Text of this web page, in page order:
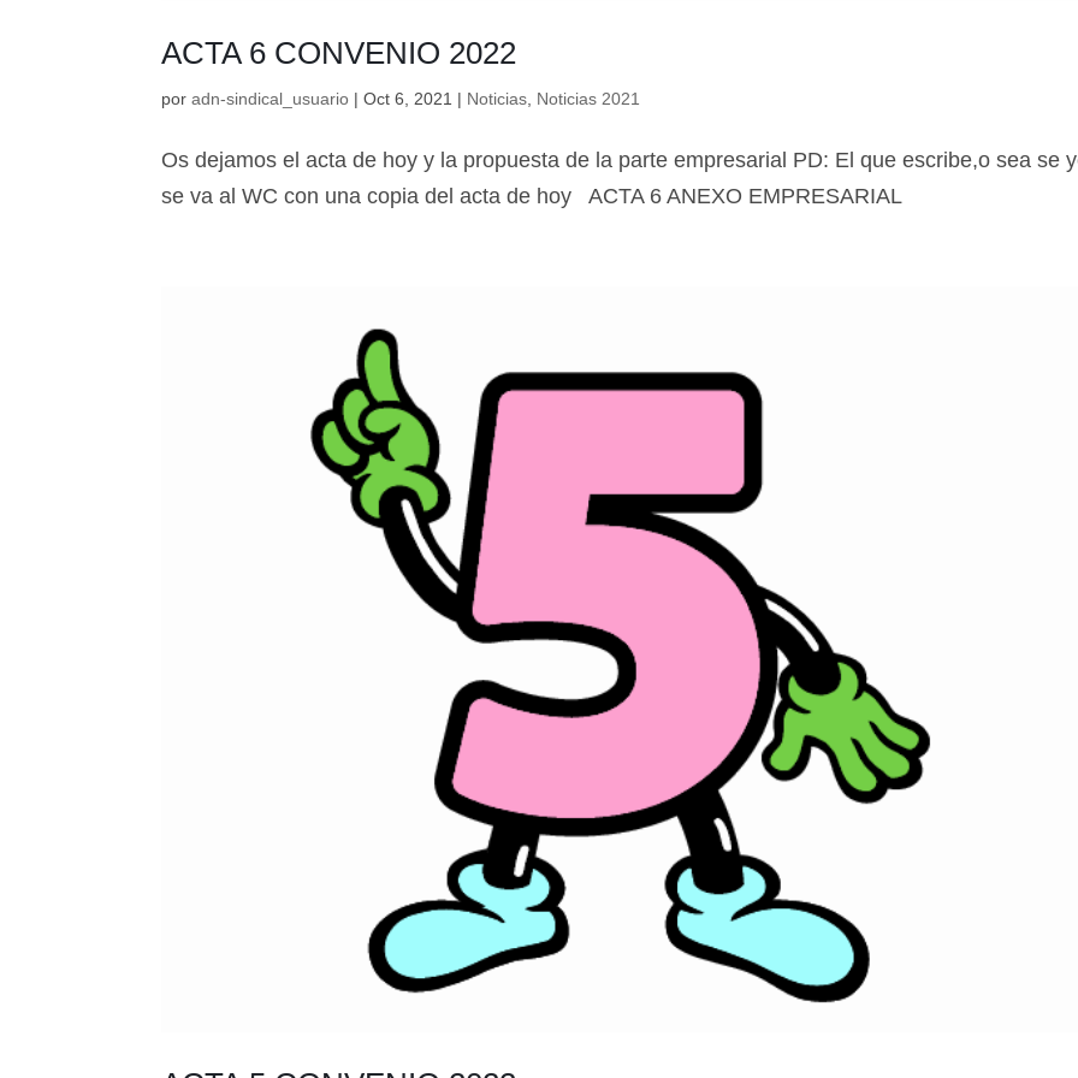
ACTA 6 CONVENIO 2022
poradn-sindical_usuario |Oct 6, 2021 | Noticias Noticias 2021
Os dejamos el acta de hoy y la propuesta de la parte empresarial PD: El que escribe,o sea se
se va al WC con una copia del acta de hoy ACTA 6 ANEXO EMPRESARIAL